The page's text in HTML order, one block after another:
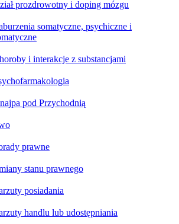
prozdrowotny i doping mózgu
somatyczne, psychiczne i
i interakcje z substancjami
pod Przychodnią
prawne
stanu prawnego
posiadania
handlu lub udostępniania